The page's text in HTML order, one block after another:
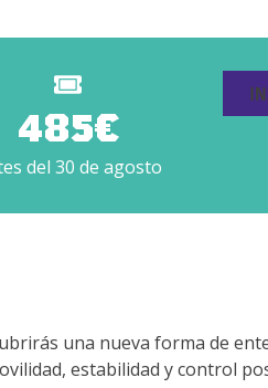
485€
del 30 de agosto
una nueva forma de
estabilidad y control